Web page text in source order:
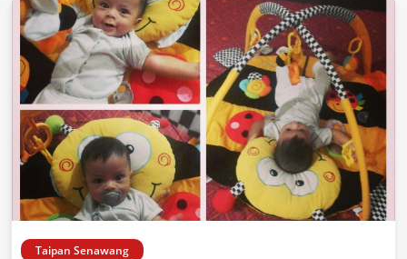
Taipan Senawang